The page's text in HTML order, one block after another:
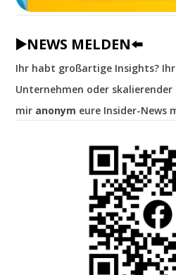
▶️NEWS MELDEN⬅️
Ihr habt großartige Insights?
Unternehmen oder
mir anonym eure Insider-News